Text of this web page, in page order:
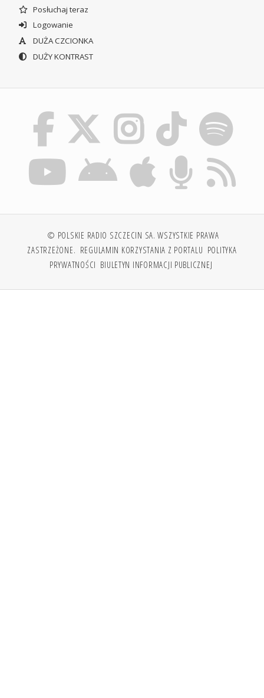
Posłuchaj teraz
Logowanie
DUŻA CZCIONKA
DUŻY KONTRAST
© POLSKIE RADIO SZCZECIN SA. WSZYSTKIE PRAWA
ZASTRZEŻONE. REGULAMIN KORZYSTANIA Z PORTALU POLITYKA
PRYWATNOŚCI BIULETYN INFORMACJI PUBLICZNEJ